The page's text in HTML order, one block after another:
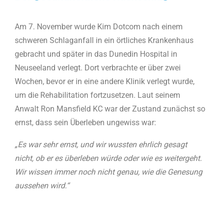
Am 7. November wurde Kim Dotcom nach einem
schweren Schlaganfall in ein örtliches Krankenhaus
gebracht und später in das Dunedin Hospital in
Neuseeland verlegt. Dort verbrachte er über zwei
Wochen, bevor er in eine andere Klinik verlegt wurde,
um die Rehabilitation fortzusetzen. Laut seinem
Anwalt Ron Mansfield KC war der Zustand zunächst so
ernst, dass sein Überleben ungewiss war:
„Es war sehr ernst, und wir wussten ehrlich gesagt
nicht, ob er es überleben würde oder wie es weitergeht.
Wir wissen immer noch nicht genau, wie die Genesung
aussehen wird.“